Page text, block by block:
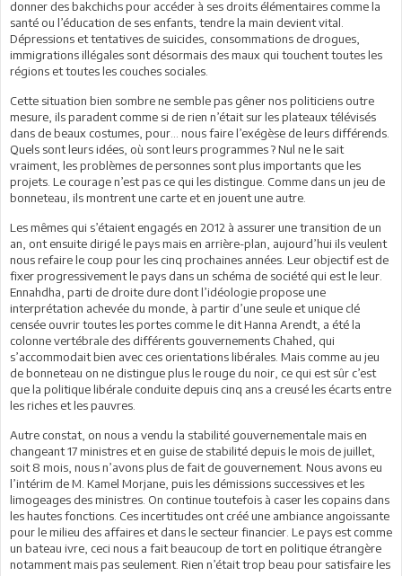
donner des bakchichs pour accéder à ses droits élémentaires comme la
santé ou l’éducation de ses enfants, tendre la main devient vital.
Dépressions et tentatives de suicides, consommations de drogues,
immigrations illégales sont désormais des maux qui touchent toutes les
régions et toutes les couches sociales.
Cette situation bien sombre ne semble pas gêner nos politiciens outre
mesure, ils paradent comme si de rien n’était sur les plateaux télévisés
dans de beaux costumes, pour… nous faire l’exégèse de leurs différends.
Quels sont leurs idées, où sont leurs programmes ? Nul ne le sait
vraiment, les problèmes de personnes sont plus importants que les
projets. Le courage n’est pas ce qui les distingue. Comme dans un jeu de
bonneteau, ils montrent une carte et en jouent une autre.
Les mêmes qui s’étaient engagés en 2012 à assurer une transition de un
an, ont ensuite dirigé le pays mais en arrière-plan, aujourd’hui ils veulent
nous refaire le coup pour les cinq prochaines années. Leur objectif est de
fixer progressivement le pays dans un schéma de société qui est le leur.
Ennahdha, parti de droite dure dont l’idéologie propose une
interprétation achevée du monde, à partir d’une seule et unique clé
censée ouvrir toutes les portes comme le dit Hanna Arendt, a été la
colonne vertébrale des différents gouvernements Chahed, qui
s’accommodait bien avec ces orientations libérales. Mais comme au jeu
de bonneteau on ne distingue plus le rouge du noir, ce qui est sûr c’est
que la politique libérale conduite depuis cinq ans a creusé les écarts entre
les riches et les pauvres.
Autre constat, on nous a vendu la stabilité gouvernementale mais en
changeant 17 ministres et en guise de stabilité depuis le mois de juillet,
soit 8 mois, nous n’avons plus de fait de gouvernement. Nous avons eu
l’intérim de M. Kamel Morjane, puis les démissions successives et les
limogeages des ministres. On continue toutefois à caser les copains dans
les hautes fonctions. Ces incertitudes ont créé une ambiance angoissante
pour le milieu des affaires et dans le secteur financier. Le pays est comme
un bateau ivre, ceci nous a fait beaucoup de tort en politique étrangère
notamment mais pas seulement. Rien n’était trop beau pour satisfaire les